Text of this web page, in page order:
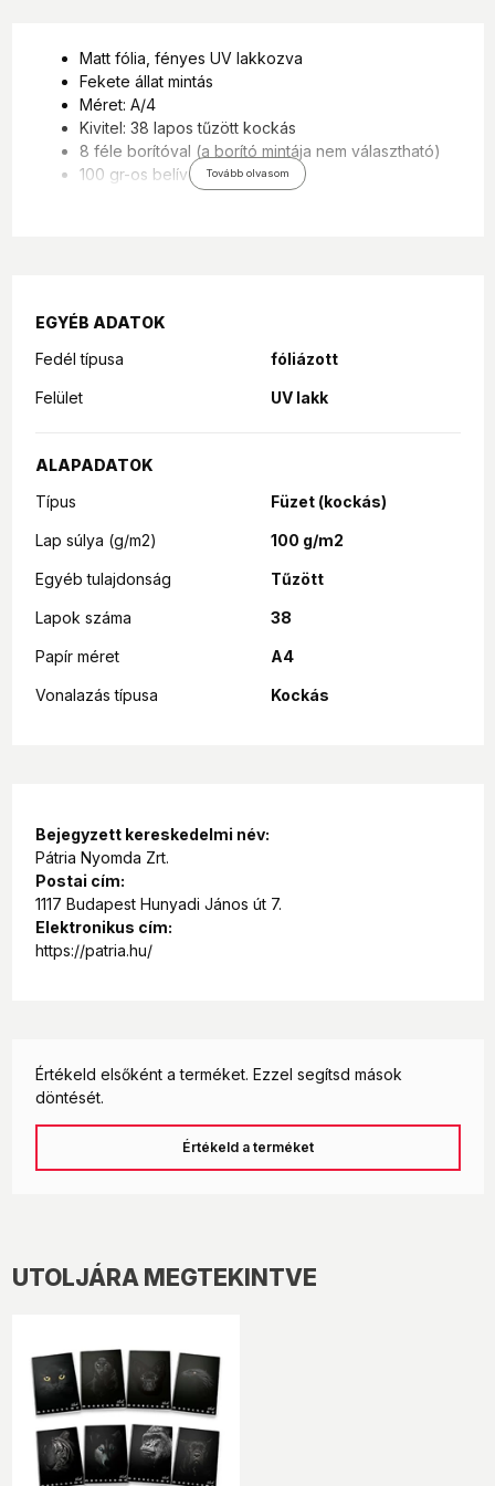
Matt fólia, fényes UV lakkozva
Fekete állat mintás
Méret: A/4
Kivitel: 38 lapos tűzött kockás
8 féle borítóval (a borító mintája nem választható)
100 gr-os belívek
Tovább olvasom
EGYÉB ADATOK
Fedél típusa
fóliázott
Felület UV lakk
ALAPADATOK
Típus
Füzet (kockás)
Lap súlya (g/m2) 100 g/m2
Egyéb tulajdonság Tűzött
Lapok száma 38
Papír méret A4
Vonalazás típusa Kockás
Bejegyzett kereskedelmi név:
Pátria Nyomda Zrt.
Postai cím:
1117 Budapest Hunyadi János út 7.
Elektronikus cím:
https://patria.hu/
Értékeld elsőként a terméket. Ezzel segítsd mások
döntését.
Értékeld a terméket
UTOLJÁRA MEGTEKINTVE